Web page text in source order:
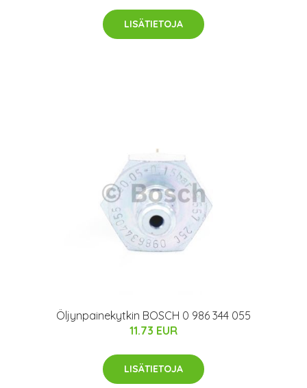
LISÄTIETOJA
Öljynpainekytkin BOSCH 0 986 344 055
11.73 EUR
LISÄTIETOJA